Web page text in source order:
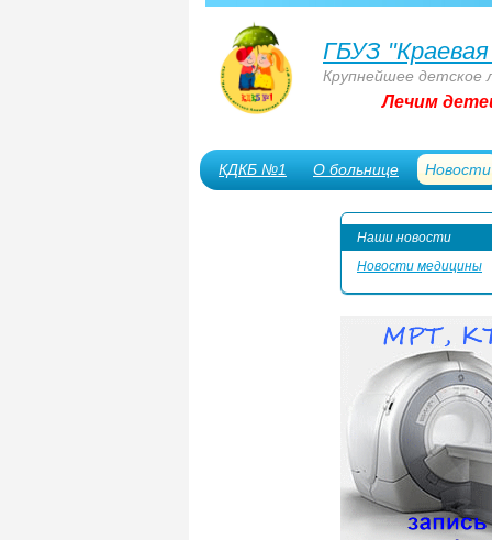
ГБУЗ
Крупнейшее детское
Лечим
КДКБ №1 О больнице Новости
Наши новости
Новости медицины